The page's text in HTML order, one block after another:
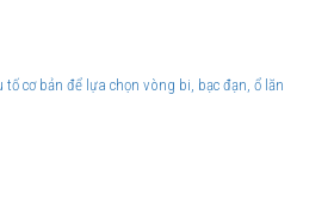
tố cơ bản để lựa chọn vòng bi, bạc đạn, ổ lăn